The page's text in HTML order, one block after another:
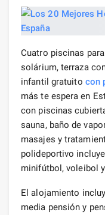
Cuatro piscinas
solárium, terraza
infantil gratuito con
más te espera en
con piscinas
sauna, baño de
masajes y
polideportivo
minifútbol, ​​voleibol
El alojamiento
media pensión y